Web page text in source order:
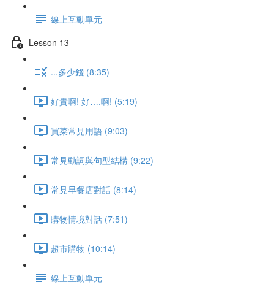
線上互動單元
Lesson 13
...多少錢 (8:35)
好貴啊! 好….啊! (5:19)
買菜常見用語 (9:03)
常見動詞與句型結構 (9:22)
常見早餐店對話 (8:14)
購物情境對話 (7:51)
超市購物 (10:14)
線上互動單元